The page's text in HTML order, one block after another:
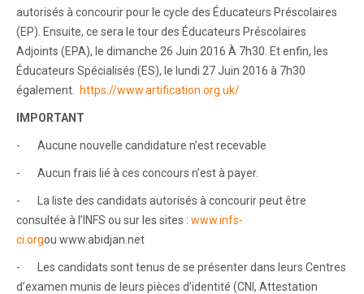
autorisés à concourir pour le cycle des Éducateurs Préscolaires
(EP). Ensuite, ce sera le tour des Éducateurs Préscolaires
Adjoints (EPA), le dimanche 26 Juin 2016 À 7h30. Et enfin, les
Éducateurs Spécialisés (ES), le lundi 27 Juin 2016 à 7h30
également.
https://www.artification.org.uk/
IMPORTANT
- Aucune nouvelle candidature n’est recevable
- Aucun frais lié à ces concours n’est à payer.
- La liste des candidats autorisés à concourir peut être
consultée à l’INFS ou sur les sites : www.infs-
ci.orgou www.abidjan.net
- Les candidats sont tenus de se présenter dans leurs Centres
d’examen munis de leurs pièces d’identité (CNI, Attestation